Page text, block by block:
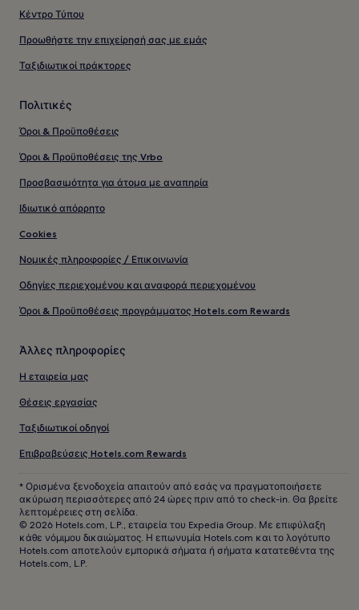
Κέντρο Τύπου
Προωθήστε την επιχείρησή σας με εμάς
Ταξιδιωτικοί πράκτορες
Πολιτικές
Όροι & Προϋποθέσεις
Όροι & Προϋποθέσεις της Vrbo
Προσβασιμότητα για άτομα με αναπηρία
Ιδιωτικό απόρρητο
Cookies
Νομικές πληροφορίες / Επικοινωνία
Οδηγίες περιεχομένου και αναφορά περιεχομένου
Όροι & Προϋποθέσεις προγράμματος Hotels.com Rewards
Άλλες πληροφορίες
Η εταιρεία μας
Θέσεις εργασίας
Ταξιδιωτικοί οδηγοί
Επιβραβεύσεις Hotels.com Rewards
* Ορισμένα ξενοδοχεία απαιτούν από εσάς να πραγματοποιήσετε
ακύρωση περισσότερες από 24 ώρες πριν από το check-in. Θα βρείτε
λεπτομέρειες στη σελίδα.
© 2026 Hotels.com, L.P., εταιρεία του Expedia Group. Με επιφύλαξη
κάθε νόμιμου δικαιώματος. Η επωνυμία Hotels.com και το λογότυπο
Hotels.com αποτελούν εμπορικά σήματα ή σήματα κατατεθέντα της
Hotels.com, L.P.